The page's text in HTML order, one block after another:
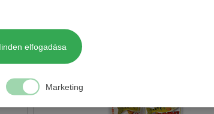
elfogadása
Marketing